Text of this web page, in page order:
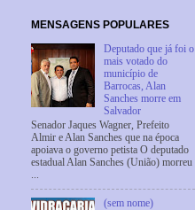
MENSAGENS POPULARES
Deputado que já foi o
mais votado do
município de
Barrocas, Alan
Sanches morre em
Salvador
Senador Jaques Wagner, Prefeito
Almir e Alan Sanches que na época
apoiava o governo petista O deputado
estadual Alan Sanches (União) morreu
...
(sem nome)